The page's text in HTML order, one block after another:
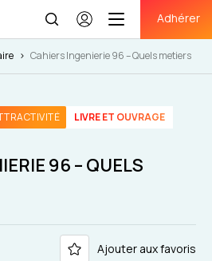
Se
connecter
Adhérer
> Cahiers Ingenierie 96 – Quels metiers
LIVRE ET OUVRAGE
96 – QUELS
Ajouter aux favoris